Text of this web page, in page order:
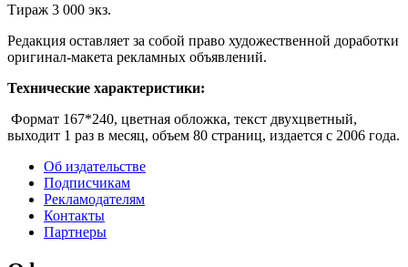
Тираж 3 000 экз.
Редакция оставляет за собой право художественной доработки
оригинал-макета рекламных объявлений.
Технические характеристики:
Формат 167*240, цветная обложка, текст двухцветный,
выходит 1 раз в месяц, объем 80 страниц, издается с 2006 года.
Об издательстве
Подписчикам
Рекламодателям
Контакты
Партнеры